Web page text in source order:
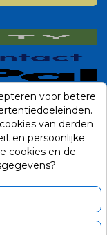
voor betere
van derden
en persoonlijke
cookies en de